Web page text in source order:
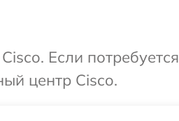
Если потребуется
центр Cisco.